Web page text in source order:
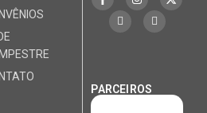
PARCEIROS